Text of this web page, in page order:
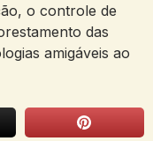
o controle de
das
amigáveis ao